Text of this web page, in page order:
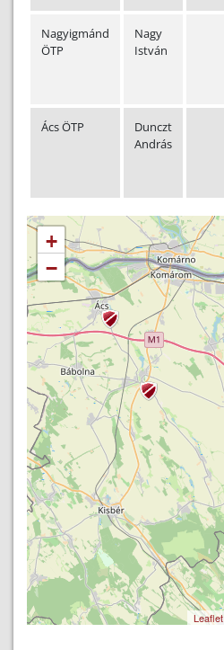
Nagyigmánd
ÖTP
Nagy
István
Ács ÖTP
Dunczt
András
+
−
Leaflet